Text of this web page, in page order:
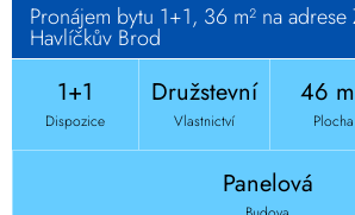
Pronájem bytu 1+1, 36 m² na
Havlíčkův Brod
1+1
Dispozice
Družstevní
Vlastnictví
46 m
Plocha
Panelová